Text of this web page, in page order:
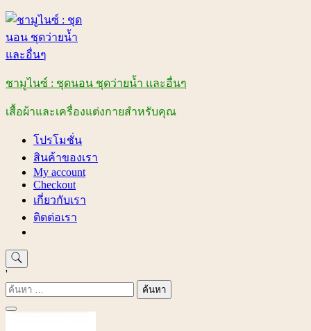
Skip
content
ชามูไนซ์ : ชุดนอน ชุดว่ายน้ำ และอื่นๆ
เสื้อผ้าและเครื่องแต่งกายสำหรับคุณ
โปรโมชั่น
สินค้าของเรา
My account
Checkout
เกี่ยวกับเรา
ติดต่อเรา
'
ค้นหา
สำหรับ: